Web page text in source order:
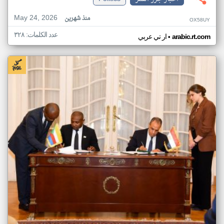
May 24, 2026
منذ شهرين OX58UY
ار تي عربي• arabic.rt.com عدد الكلمات: ٣٢٨